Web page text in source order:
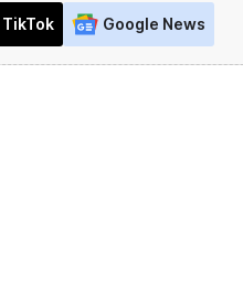
TikTok Google News